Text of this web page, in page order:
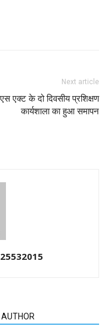
Next article
एक्ट के दो दिवसीय प्रशिक्षण
कार्यशाला का हुआ समापन